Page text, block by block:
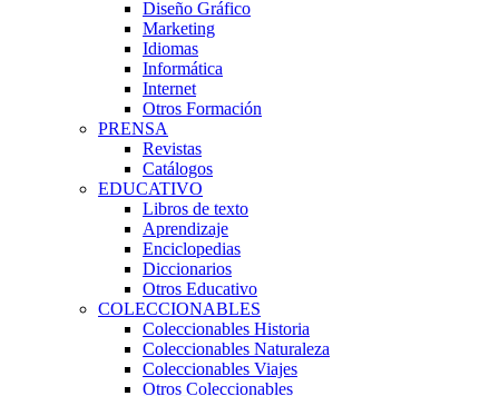
Diseño Gráfico
Marketing
Idiomas
Informática
Internet
Otros Formación
PRENSA
Revistas
Catálogos
EDUCATIVO
Libros de texto
Aprendizaje
Enciclopedias
Diccionarios
Otros Educativo
COLECCIONABLES
Coleccionables Historia
Coleccionables Naturaleza
Coleccionables Viajes
Otros Coleccionables